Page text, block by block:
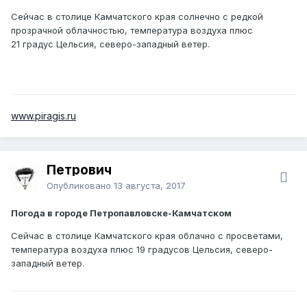
Сейчас в столице Камчатского края солнечно с редкой
прозрачной облачностью, температура воздуха плюс
21 градус Цельсия, северо-западный ветер.
www.piragis.ru
Петрович
Опубликовано 13 августа, 2017
Погода в городе Петропавловске-Камчатском
Сейчас в столице Камчатского края облачно с просветами,
температура воздуха плюс 19 градусов Цельсия, северо-
западный ветер.